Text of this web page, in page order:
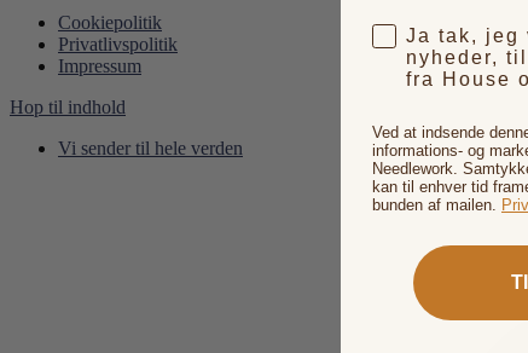
Cookiepolitik
Privatlivspolitik
Impressum
Hop til indhold
Vi sender til hele verden
Ja tak, jeg
nyheder,
fra House
Ved at indsende
informations- og
Needlework.
kan til enhver tid
bunden af mailen.